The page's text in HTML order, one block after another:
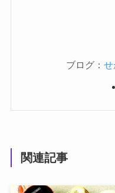
ブログ： せ
関連記事